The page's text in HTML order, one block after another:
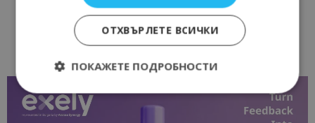
ОТХВЪРЛЕТЕ ВСИЧКИ
ПОКАЖЕТЕ ПОДРОБНОСТИ